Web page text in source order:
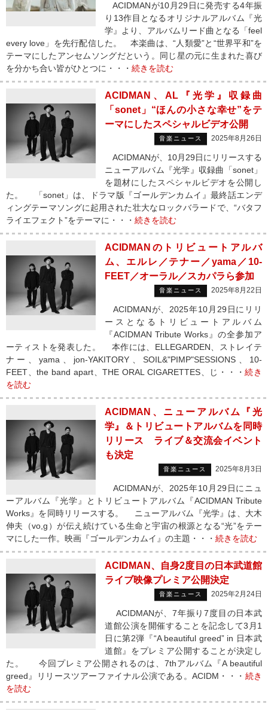
ACIDMANが10月29日に発売する4年振
り13作目となるオリジナルアルバム『光
学』より、アルバムリード曲となる「feel
every love」を先行配信した。 本楽曲は、“人類愛”と“世界平和”を
テーマにしたアンセムソングだという。同じ星の元に生まれた喜び
を分かち合い皆がひとつに・・・ 続きを読む
ACIDMAN、AL『光学』収録曲
「sonet」“ほんの小さな幸せ”をテ
ーマにしたスペシャルビデオ公開
音楽ニュース 2025年8月26日
ACIDMANが、10月29日にリリースする
ニューアルバム『光学』収録曲「sonet」
を題材にしたスペシャルビデオを公開し
た。 「sonet」は、ドラマ版『ゴールデンカムイ』最終話エンデ
ィングテーマソングに起用された壮大なロックバラードで、“バタフ
ライエフェクト”をテーマに・・・ 続きを読む
ACIDMANのトリビュートアルバ
ム、エルレ／テナー／yama／10-
FEET／オーラル／スカパラら参加
音楽ニュース 2025年8月22日
ACIDMANが、2025年10月29日にリリ
ースとなるトリビュートアルバム
『ACIDMAN Tribute Works』の全参加ア
ーティストを発表した。 本作には、ELLEGARDEN、ストレイテ
ナー、yama、jon-YAKITORY、SOIL&"PIMP"SESSIONS、10-
FEET、the band apart、THE ORAL CIGARETTES、じ・・・続き
を読む
ACIDMAN、ニューアルバム『光
学』＆トリビュートアルバムを同時
リリース ライブ＆交流会イベント
も決定
音楽ニュース 2025年8月3日
ACIDMANが、2025年10月29日にニュ
ーアルバム『光学』とトリビュートアルバム『ACIDMAN Tribute
Works』を同時リリースする。 ニューアルバム『光学』は、大木
伸夫（vo,g）が伝え続けている生命と宇宙の根源となる“光”をテー
マにした一作。映画『ゴールデンカムイ』の主題・・・ 続きを読む
ACIDMAN、自身2度目の日本武道館
ライブ映像プレミア公開決定
音楽ニュース 2025年2月24日
ACIDMANが、7年振り7度目の日本武
道館公演を開催することを記念して3月1
日に第2弾『“A beautiful greed” in 日本武
道館』をプレミア公開することが決定し
た。 今回プレミア公開されるのは、7thアルバム『A beautiful
greed』リリースツアーファイナル公演である。ACIDM・・・ 続き
を読む